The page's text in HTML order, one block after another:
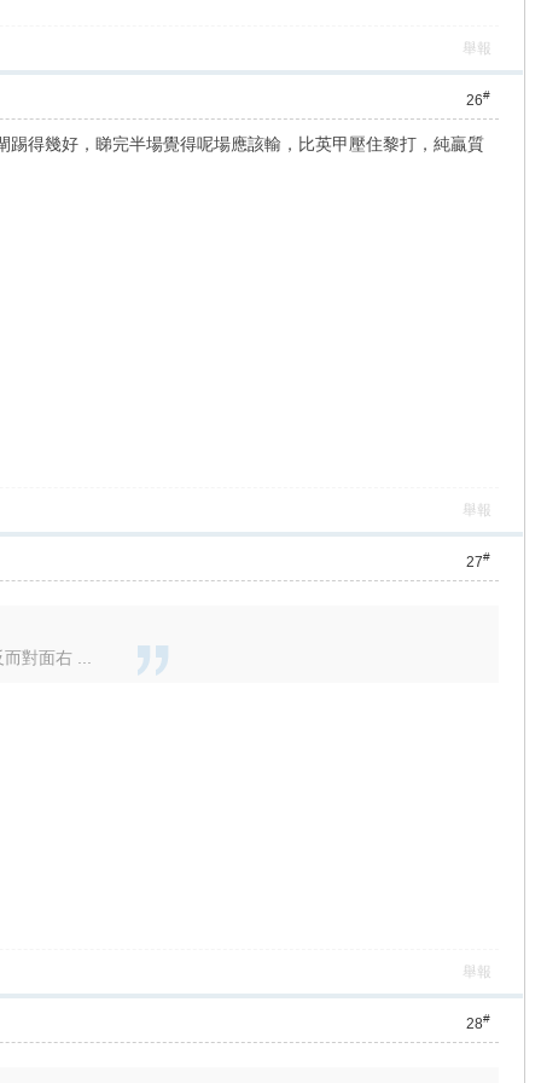
舉報
26#
得幾好，睇完半場覺得呢場應該輸，比英甲壓住黎打，純贏質
舉報
27#
對面右 ...
舉報
28#